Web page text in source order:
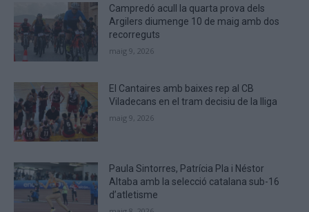
Campredó acull la quarta prova dels
Argilers diumenge 10 de maig amb dos
recorreguts
maig 9, 2026
El Cantaires amb baixes rep al CB
Viladecans en el tram decisiu de la lliga
maig 9, 2026
Paula Sintorres, Patrícia Pla i Néstor
Altaba amb la selecció catalana sub-16
d’atletisme